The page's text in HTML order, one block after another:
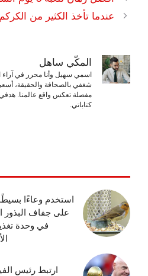
عندما تأخذ الكثير من
المكّي ساهل
اسمي سهيل وأنا محرر في
شغفي بالصحافة والحقيقة،
مفصلة تعكس واقع عالمنا. هدفي
كتاباتي.
استخدم وعاءًا
على جفاف البذور
في وحدة
ارتبط رئيس